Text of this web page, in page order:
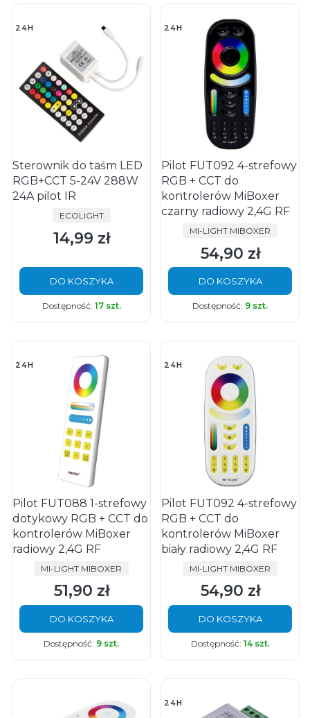
24H
Sterownik do taśm LED
RGB+CCT 5-24V 288W
24A pilot IR
PRODUCENT
ECOLIGHT
Cena
14,99 zł
DO KOSZYKA
Dostępność: 17 szt.
24H
Pilot FUT092 4-strefowy
RGB + CCT do
kontrolerów MiBoxer
czarny radiowy 2,4G RF
PRODUCENT
MI-LIGHT MIBOXER
Cena
54,90 zł
DO KOSZYKA
Dostępność: 9 szt.
24H
Pilot FUT088 1-strefowy
dotykowy RGB + CCT do
kontrolerów MiBoxer
radiowy 2,4G RF
PRODUCENT
MI-LIGHT MIBOXER
Cena
51,90 zł
DO KOSZYKA
Dostępność: 9 szt.
24H
Pilot FUT092 4-strefowy
RGB + CCT do
kontrolerów MiBoxer
biały radiowy 2,4G RF
PRODUCENT
MI-LIGHT MIBOXER
Cena
54,90 zł
DO KOSZYKA
Dostępność: 14 szt.
24H